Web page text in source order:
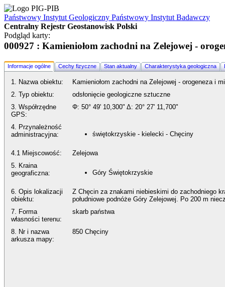
Państwowy Instytut Geologiczny Państwowy Instytut Badawczy
Centralny Rejestr Geostanowisk Polski
Podgląd karty:
000927 : Kamieniołom zachodni na Zelejowej -
Informacje ogólne Cechy fizyczne Stan aktualny Charakterystyka geologiczna
1. Nazwa obiektu:
Kamieniołom zachodni na Zelejowej - orogeneza i
2. Typ obiektu:
odsłonięcie geologiczne sztuczne
3. Współrzędne
GPS:
Φ: 50° 49' 10,300" Δ: 20° 27' 11,700"
4. Przynależność
administracyjna:
świętokrzyskie - kielecki - Chęciny
4.1 Miejscowość:
Zelejowa
5. Kraina
geograficzna:
Góry Świętokrzyskie
6. Opis lokalizacji
obiektu:
Z Chęcin za znakami niebieskimi do zachodniego
południowe podnóże Góry Zelejowej. Po 200 m
7. Forma
własności terenu:
skarb państwa
8. Nr i nazwa
arkusza mapy:
850 Chęciny